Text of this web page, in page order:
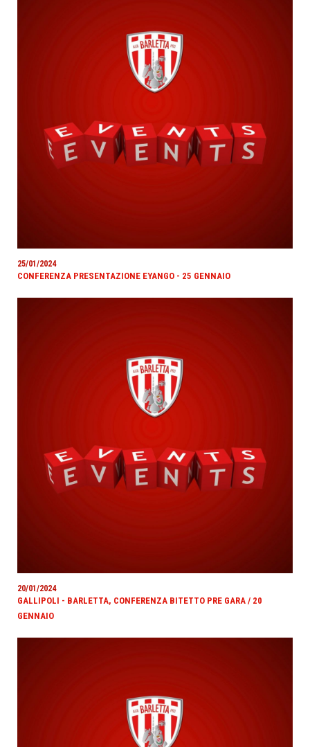
25/01/2024
CONFERENZA PRESENTAZIONE EYANGO - 25 GENNAIO
20/01/2024
GALLIPOLI - BARLETTA, CONFERENZA BITETTO PRE GARA / 20
GENNAIO